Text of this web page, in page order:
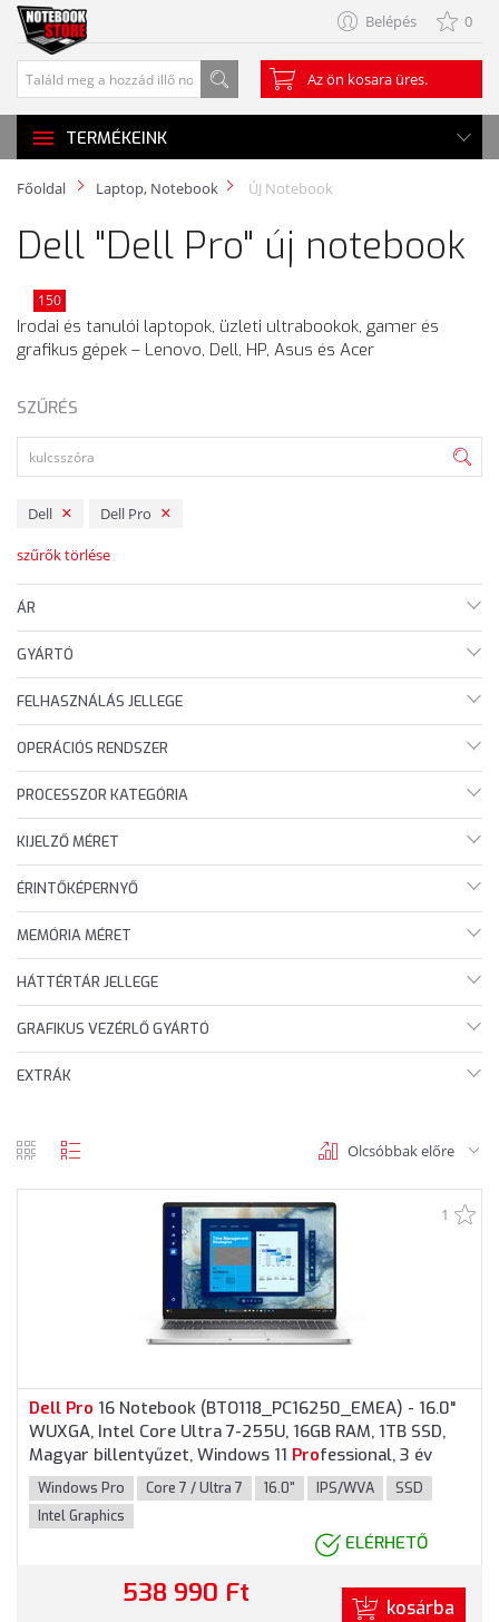
Belépés 0
Az ön kosara üres.
TERMÉKEINK
Főoldal Laptop, Notebook ÚJ Notebook
Dell "Dell Pro" új notebook
150
Irodai és tanulói laptopok, üzleti ultrabookok, gamer és
grafikus gépek – Lenovo, Dell, HP, Asus és Acer
SZŰRÉS
Dell Dell Pro
szűrők törlése
ÁR
GYÁRTÓ
FELHASZNÁLÁS JELLEGE
OPERÁCIÓS RENDSZER
PROCESSZOR KATEGÓRIA
KIJELZŐ MÉRET
ÉRINTŐKÉPERNYŐ
MEMÓRIA MÉRET
HÁTTÉRTÁR JELLEGE
GRAFIKUS VEZÉRLŐ GYÁRTÓ
EXTRÁK
Olcsóbbak előre
1
Dell Pro 16 Notebook (BTO118_PC16250_EMEA) - 16.0"
WUXGA, Intel Core Ultra 7-255U, 16GB RAM, 1TB SSD,
Magyar billentyűzet, Windows 11 Professional, 3 év
garancia, Platinaszürke színben
Windows Pro Core 7 / Ultra 7 16.0" IPS/WVA
SSD
Intel Graphics
ELÉRHETŐ
538 990 Ft kosárba